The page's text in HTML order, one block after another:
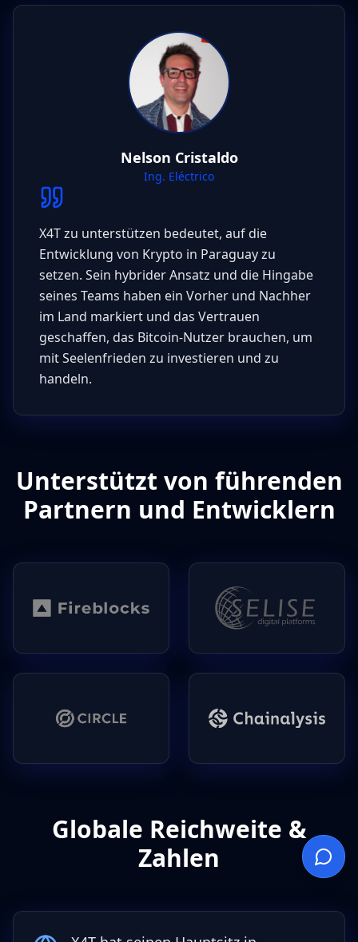
Nelson Cristaldo
Ing. Eléctrico
X4T zu unterstützen bedeutet, auf die
Entwicklung von Krypto in Paraguay zu
setzen. Sein hybrider Ansatz und die Hingabe
seines Teams haben ein Vorher und Nachher
im Land markiert und das Vertrauen
geschaffen, das Bitcoin-Nutzer brauchen, um
mit Seelenfrieden zu investieren und zu
handeln.
Unterstützt von führenden
Partnern und Entwicklern
Globale Reichweite &
Zahlen